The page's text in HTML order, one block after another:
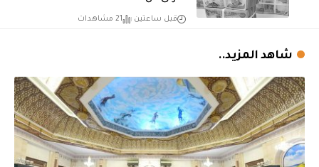
قبل ساعتين 21 مشاهدات
شاهد المزيد..